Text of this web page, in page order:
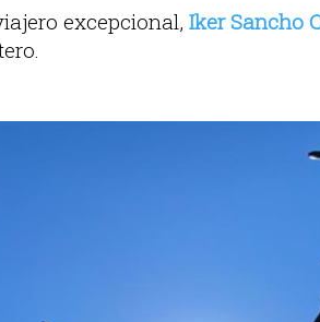
excepcional, Iker Sancho